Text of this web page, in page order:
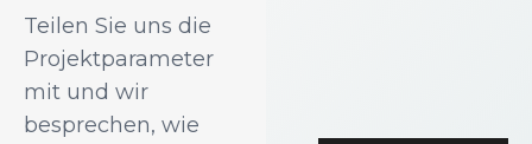
Teilen Sie uns die
Projektparameter
mit und wir
besprechen, wie